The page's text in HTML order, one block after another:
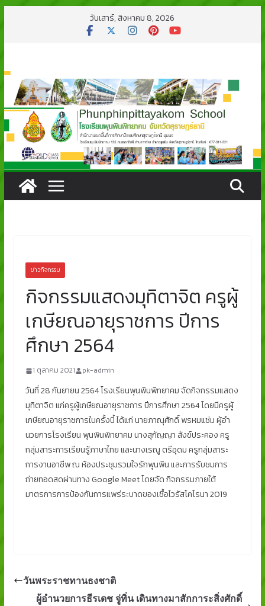
วันเสาร์, สิงหาคม 8, 2026
ข่าวกิจกรรม
กิจกรรมแสดงมุทิตาจิต ครูผู้
เกษียณอายุราชการ ปีการ
ศึกษา 2564
1 ตุลาคม 2021 pk-admin
วันที่ 28 กันยายน 2564 โรงเรียนพุนพินพิทยาคม จัดกิจกรรมแสดง
มุทิตาจิต แก่ครูผู้เกษียณอายุราชการ ปีการศึกษา 2564 โดยมีครูผู้
เกษียณอายุราชการในครั้งนี้ ได้แก่ นายภาณุศักดิ์ พรหมแช่ม ผู้อํา
นวยการโรงเรียน พุนพินพิทยาคม นางสุกัญญา สังข์ประคอง ครู
กลุ่มสาระการเรียนรู้ภาษาไทย และนางเรณู ตรีอุดม ครูกลุ่มสาระ
การงานอาชีพ ณ ห้องประชุมรวมใจรักพุนพิน และการรับชมการ
ถ่ายทอดสดผ่านทาง Google Meet โดยจัด กิจกรรมภายใต้
มาตรการการป้องกันการแพร่ระบาดของเชื้อไวรัสโคโรนา 2019
วันพระราชทานธงชาติ
ผู้อำนวยการธีรเดช จู่ทิ่น เดินทางมาสักการะสิ่งศักดิ์